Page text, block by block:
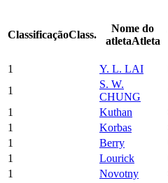
ClassificaçãoClass.
Nome do
atletaAtleta
1 Y. L. LAI
1
S. W.
CHUNG
1
Kuthan
1
Korbas
1
Berry
1
Lourick
1
Novotny